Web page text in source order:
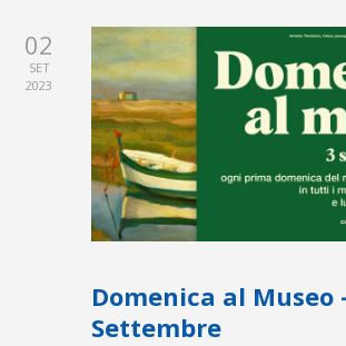
02
SET
2023
Domenica al Museo
Settembre